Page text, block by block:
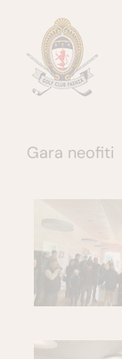
contenuto
Gara neofiti